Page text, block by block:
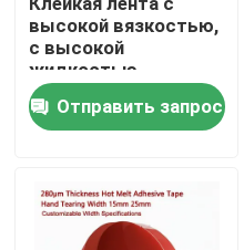
Главная страница
Продукция
Ролики
высокой вязкостью,
с высокой
жидкостью,
толщиной 280 мкм, с
возможностью
разрыва рук для
Отправить запрос